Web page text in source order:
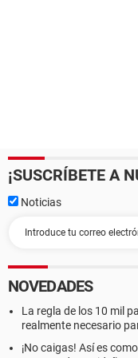
¡SUSCRÍBETE A
Noticias
NOVEDADES
La regla de los 10 mil
realmente necesario
¡No caigas! Así es